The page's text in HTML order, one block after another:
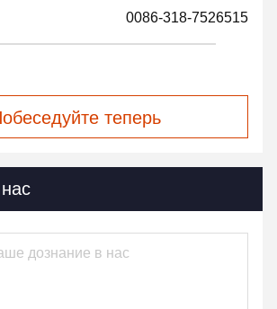
0086-318-7526515
теперь